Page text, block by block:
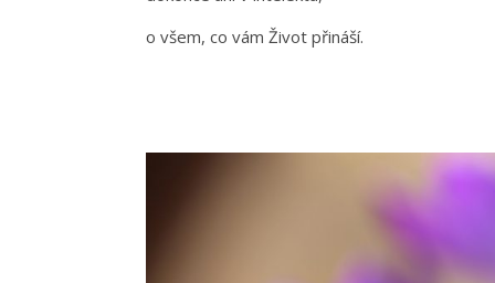
o všem, co vám Život přináší.